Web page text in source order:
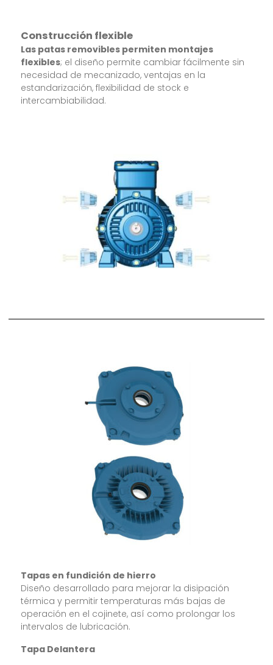
Construcción flexible
Las patas removibles permiten montajes
flexibles; el diseño permite cambiar fácilmente sin
necesidad de mecanizado, ventajas en la
estandarización, flexibilidad de stock e
intercambiabilidad.
Tapas en fundición de hierro
Diseño desarrollado para mejorar la disipación
térmica y permitir temperaturas más bajas de
operación en el cojinete, así como prolongar los
intervalos de lubricación.
Tapa Delantera